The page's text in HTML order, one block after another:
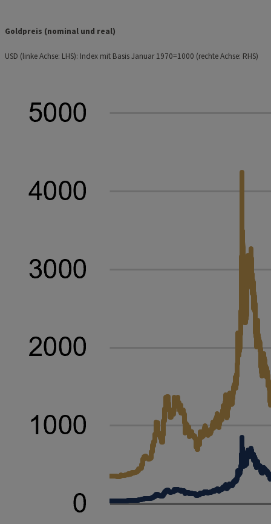
Goldpreis (nominal und real)
USD (linke Achse: LHS): Index mit Basis Januar 1970=1000 (rechte Achse: RHS)